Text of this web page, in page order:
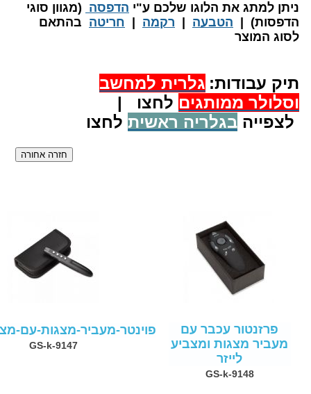
​ניתן למתג את הלוגו שלכם ע"י הדפסה (מגוון סוגי
הדפסות) | הטבעה רקמה חריטה בהתאם
לסוג המוצר
תיק עבודות: גלרית למחשב
וסלולר ממותגים לחצו |
לצפייה בגלריה ראשית לחצו
פרזנטור עכבר עם
מעביר מצגות ומצביע
לייזר
GS-k-9148
פוינטר-מעביר-מצגות-עם-
GS-k-9147